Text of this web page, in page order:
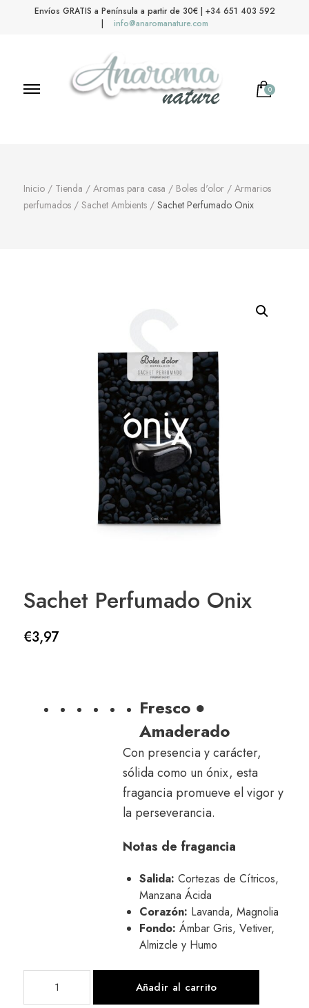
Envíos GRATIS a Península a partir de 30€ | +34 651 403 592
|
info@anaromanature.com
0
Inicio / Tienda / Aromas para casa / Boles d'olor / Armarios
perfumados / Sachet Ambients / Sachet Perfumado Onix
Sachet Perfumado Onix
€3,97
Fresco ●
Amaderado
Con presencia y carácter,
sólida como un ónix, esta
fragancia promueve el vigor y
la perseverancia.
Notas de fragancia
Salida: Cortezas de Cítricos,
Manzana Ácida
Corazón: Lavanda, Magnolia
Fondo: Ámbar Gris, Vetiver,
Almizcle y Humo
Añadir al carrito